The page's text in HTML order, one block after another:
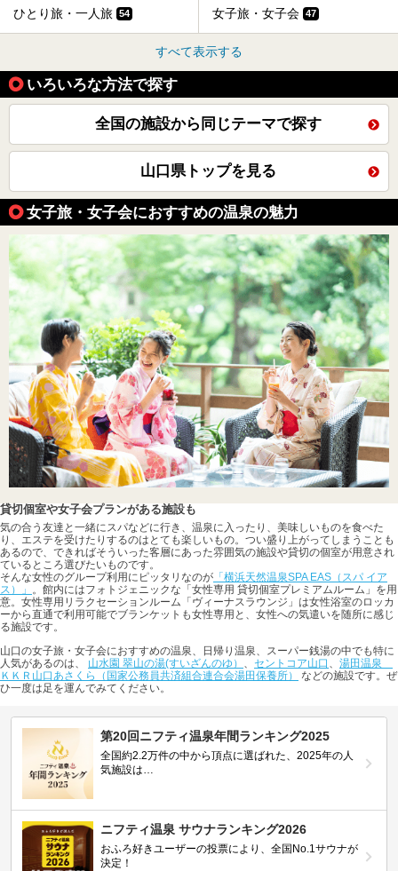
ひとり旅・一人旅 54 女子旅・女子会 47
すべて表示する
いろいろな方法で探す
全国の施設から同じテーマで探す
山口県トップを見る
女子旅・女子会におすすめの温泉の魅力
貸切個室や女子会プランがある施設も
気の合う友達と一緒にスパなどに行き、温泉に入ったり、美味しいものを食べた
り、エステを受けたりするのはとても楽しいもの。つい盛り上がってしまうことも
あるので、できればそういった客層にあった雰囲気の施設や貸切の個室が用意され
ているところ選びたいものです。
そんな女性のグループ利用にピッタリなのが 「横浜天然温泉SPA EAS（スパ イア
ス）」 。館内にはフォトジェニックな「女性専用 貸切個室プレミアムルーム」を用
意。女性専用リラクセーションルーム「ヴィーナスラウンジ」は女性浴室のロッカ
ーから直通で利用可能でブランケットも女性専用と、女性への気遣いを随所に感じ
る施設です。
山口の女子旅・女子会におすすめの温泉、日帰り温泉、スーパー銭湯の中でも特に
人気があるのは、 山水園 翠山の湯(すいざんのゆ） 、 セントコア山口 、 湯田温泉
ＫＫＲ山口あさくら（国家公務員共済組合連合会湯田保養所）
などの施設です。ぜ
ひ一度は足を運んでみてください。
第20回ニフティ温泉年間ランキング2025
全国約2.2万件の中から頂点に選ばれた、2025年の人
気施設は…
ニフティ温泉 サウナランキング2026
おふろ好きユーザーの投票により、全国No.1サウナが
決定！